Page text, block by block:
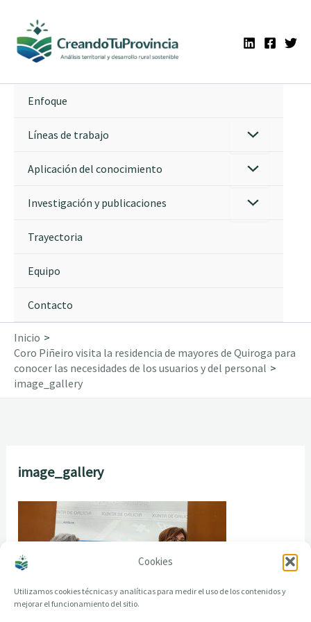
Cookies
Utilizamos cookies técnicas y analíticas para medir el uso de los contenidos y
mejorar el funcionamiento del sitio.
contenido
Enfoque
Líneas de trabajo
Aplicación del conocimiento
Investigación y publicaciones
Trayectoria
Equipo
Contacto
Inicio
Coro Piñeiro visita la residencia de mayores de Quiroga para
conocer las necesidades de los usuarios y del personal
image_gallery
image_gallery